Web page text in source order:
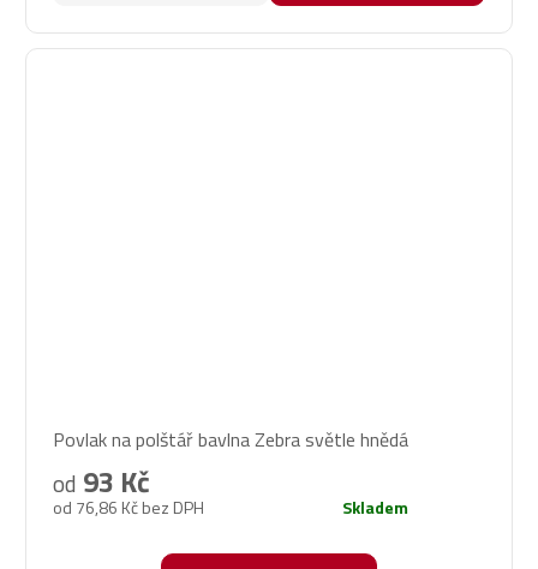
Povlak na polštář bavlna Zebra světle hnědá
od 76,86 Kč bez DPH
od 93 Kč
Skladem